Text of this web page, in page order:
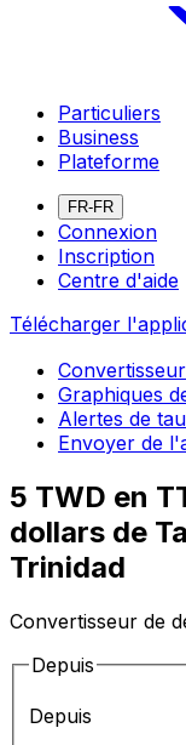
Particuliers
Business
Plateforme
FR-FR
Connexion
Inscription
Centre d'aide
Télécharger
Graphiques
Alertes de
Envoyer de
5 TWD en
dollars de
Trinidad
Convertisseur de
Depuis
Depuis